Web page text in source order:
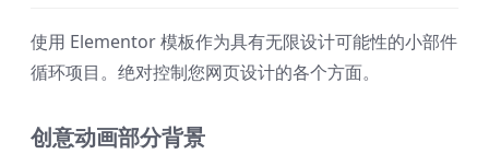
使用 Elementor 模板作为具有无限设计可能性的小部件
循环项目。绝对控制您网页设计的各个方面。
创意动画部分背景